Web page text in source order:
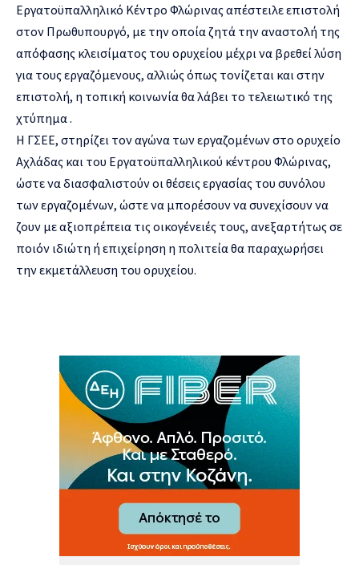
Εργατοϋπαλληλικό Κέντρο Φλώρινας απέστειλε επιστολή
στον Πρωθυπουργό, με την οποία ζητά την αναστολή της
απόφασης κλεισίματος του ορυχείου μέχρι να βρεθεί λύση
για τους εργαζόμενους, αλλιώς όπως τονίζεται και στην
επιστολή, η τοπική κοινωνία θα λάβει το τελειωτικό της
χτύπημα .
Η ΓΣΕΕ, στηρίζει τον αγώνα των εργαζομένων στο ορυχείο
Αχλάδας και του Εργατοϋπαλληλικού κέντρου Φλώρινας,
ώστε να διασφαλιστούν οι θέσεις εργασίας του συνόλου
των εργαζομένων, ώστε να μπορέσουν να συνεχίσουν να
ζουν με αξιοπρέπεια τις οικογένειές τους, ανεξαρτήτως σε
ποιόν ιδιώτη ή επιχείρηση η πολιτεία θα παραχωρήσει
την εκμετάλλευση του ορυχείου.